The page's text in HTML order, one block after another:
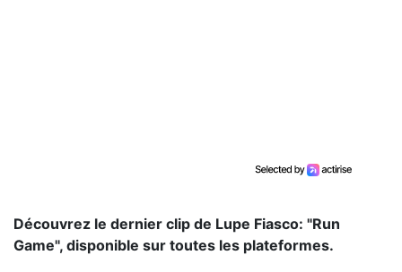
Découvrez le dernier clip de Lupe Fiasco: "Run
Game", disponible sur toutes les plateformes.